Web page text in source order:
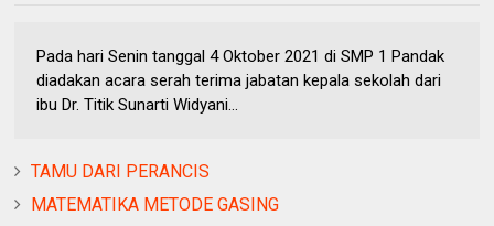
Pada hari Senin tanggal 4 Oktober 2021 di SMP 1 Pandak
diadakan acara serah terima jabatan kepala sekolah dari
ibu Dr. Titik Sunarti Widyani...
TAMU DARI PERANCIS
MATEMATIKA METODE GASING